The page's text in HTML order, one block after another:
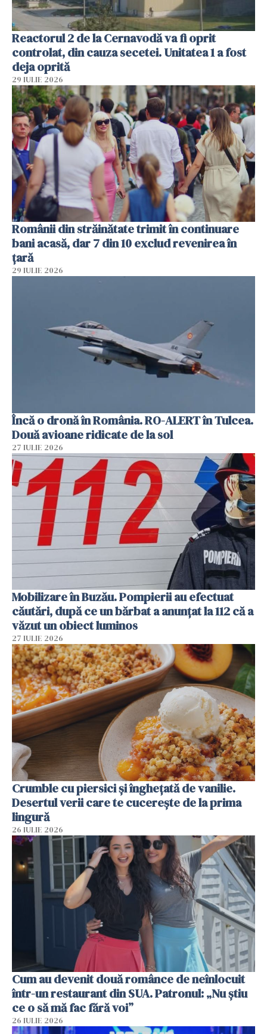
Reactorul 2 de la Cernavodă va fi oprit
controlat, din cauza secetei. Unitatea 1 a fost
deja oprită
29 IULIE 2026
Românii din străinătate trimit în continuare
bani acasă, dar 7 din 10 exclud revenirea în
țară
29 IULIE 2026
Încă o dronă în România. RO-ALERT în Tulcea.
Două avioane ridicate de la sol
27 IULIE 2026
Mobilizare în Buzău. Pompierii au efectuat
căutări, după ce un bărbat a anunțat la 112 că a
văzut un obiect luminos
27 IULIE 2026
Crumble cu piersici și înghețată de vanilie.
Desertul verii care te cucerește de la prima
lingură
26 IULIE 2026
Cum au devenit două românce de neînlocuit
într-un restaurant din SUA. Patronul: „Nu știu
ce o să mă fac fără voi”
26 IULIE 2026